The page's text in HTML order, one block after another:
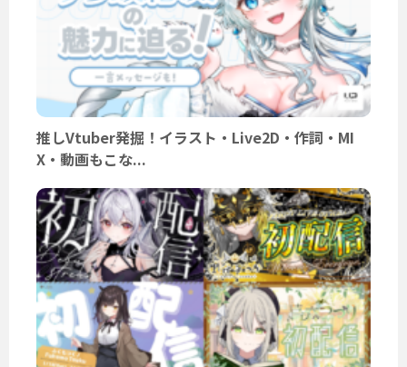
推しVtuber発掘！イラスト・Live2D・作詞・MI
X・動画もこな...